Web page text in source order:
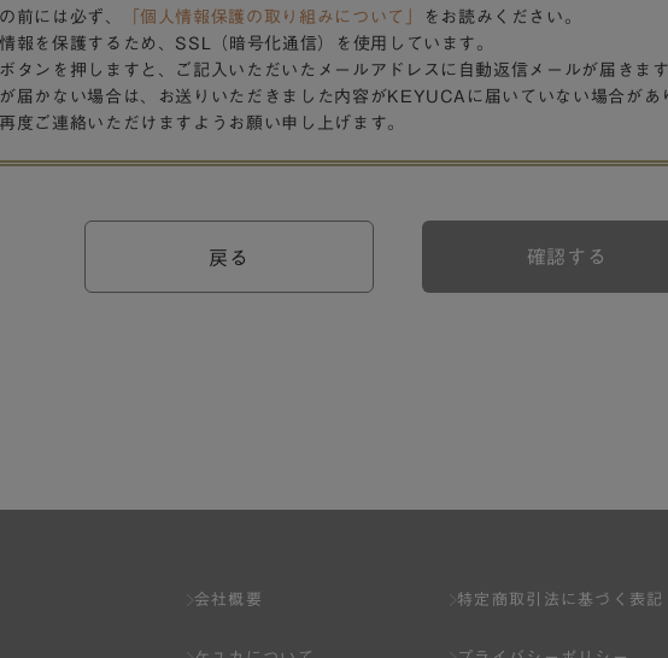
前には必ず、
「個人情報保護の取り組みについて」
をお読みください。
報を保護するため、SSL（暗号化通信）を使用しています。
タンを押しますと、ご記入いただいたメールアドレスに自動返信メールが届きま
届かない場合は、お送りいただきました内容がKEYUCAに届いていない場合があ
度ご連絡いただけますようお願い申し上げます。
戻る 確認する
会社概要 特定商取引法に基づく表記